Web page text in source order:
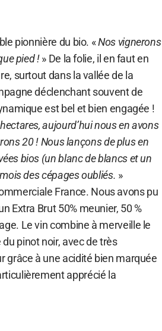
pionnière du bio. «Nos vignerons
pied !» De la folie, il en faut en
surtout dans la vallée de la
déclenchant souvent de
est bel et bien engagée !
aujourd’hui nous en avons
20 ! Nous lançons de plus en
bios (un blanc de blancs et un
des cépages oubliés. »
France. Nous avons pu
Extra Brut 50% meunier, 50 %
Le vin combine à merveille le
pinot noir, avec de très
grâce à une acidité bien marquée
apprécié la